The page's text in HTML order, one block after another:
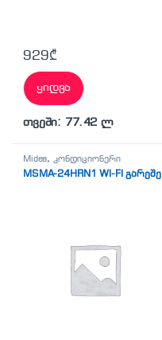
929₾
ყიდვა
თვეში: 77.42 ლ
Midea,კონდიციონერი
MSMA-24HRN1 WI-FI გარეშე